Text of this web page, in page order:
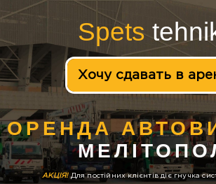
Spets
Хочу сдавать в
ОРЕНДА
АКЦІЯ!Для постійних клієнтів діє гнучка